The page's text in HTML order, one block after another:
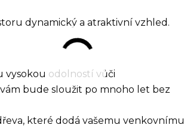
dynamický a atraktivní vzhled.
vysokou odolností vůči
bude sloužit po mnoho let bez
které dodá vašemu venkovnímu